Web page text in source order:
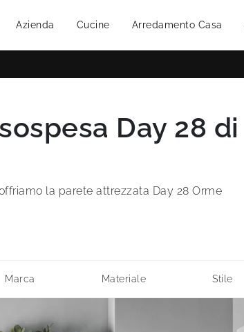
Azienda Cucine Arredamento Casa
Day 28 di
la parete attrezzata Day 28 Orme
Marca Materiale Stile